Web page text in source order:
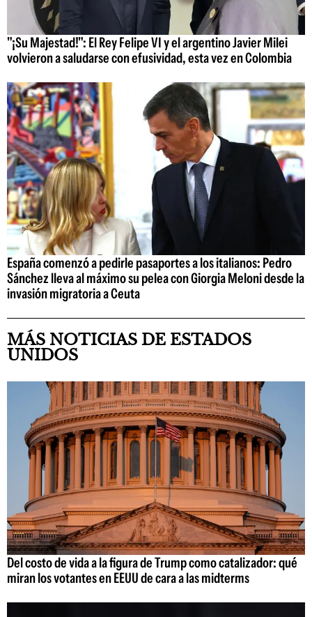
"¡Su Majestad!": El Rey Felipe VI y el argentino Javier Milei
volvieron a saludarse con efusividad, esta vez en Colombia
España comenzó a pedirle pasaportes a los italianos: Pedro
Sánchez lleva al máximo su pelea con Giorgia Meloni desde la
invasión migratoria a Ceuta
MÁS NOTICIAS DE ESTADOS
UNIDOS
Del costo de vida a la figura de Trump como catalizador: qué
miran los votantes en EEUU de cara a las midterms